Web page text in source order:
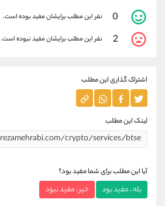
0 نفر این مطلب برایشان مفید بوده است.
2 نفر این مطلب برایشان مفید نبوده است.
اشتراک گذاری این مطلب
لینک این مطلب
آیا این مطلب برای شما مفید بود؟
بله ، مفید بود خیر ، مفید نبود